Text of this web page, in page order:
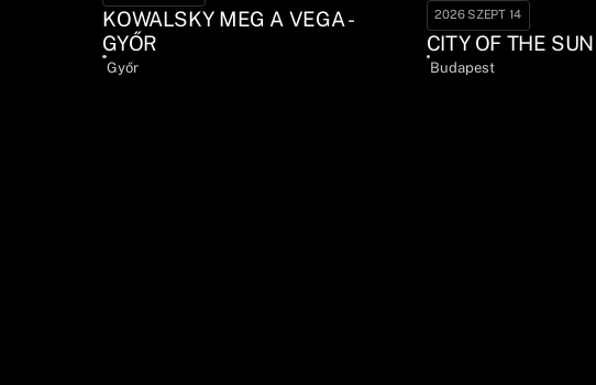
KOWALSKY MEG A VEGA -
GYŐR
Győr
2026 SZEPT 14
CITY OF THE
Budapest